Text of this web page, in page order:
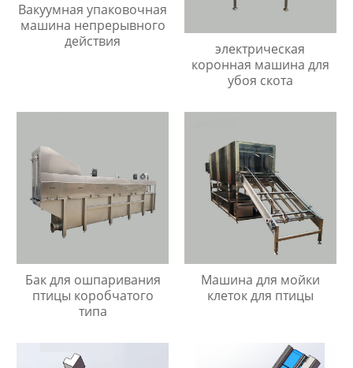
Вакуумная упаковочная
машина непрерывного
действия
электрическая
коронная машина для
убоя скота
Бак для ошпаривания
птицы коробчатого
типа
Машина для мойки
клеток для птицы